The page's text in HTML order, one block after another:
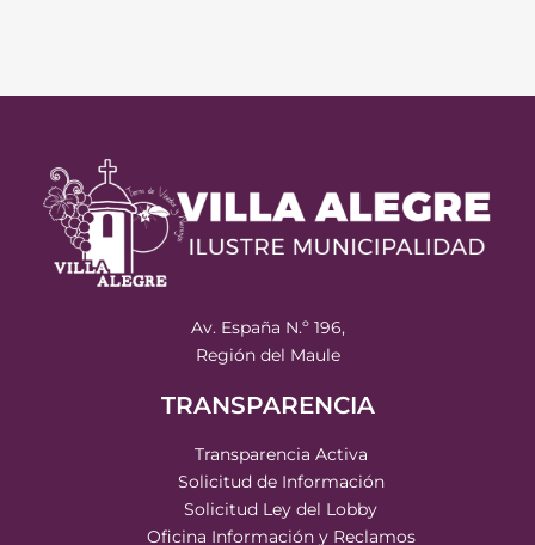
Av. España N.º 196,
Región del Maule
TRANSPARENCIA
Transparencia Activa
Solicitud de Información
Solicitud Ley del Lobby
Oficina Información y Reclamos